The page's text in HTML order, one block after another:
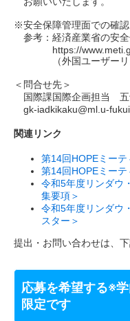
※安全保障管理面での確認
参考：経済産業省の安
https://
（外国ユーザーリス
＜問合せ先＞
国際課国際企画担当 五
gk-iadkikaku@ml.u-
関連リンク
第14回HOPEミーテ
第14回HOPEミーテ
令和5年度リンダウ
集要項＞
令和5年度リンダウ
スター＞
提出・お問い合わせは、
応募を希望する※
限定です